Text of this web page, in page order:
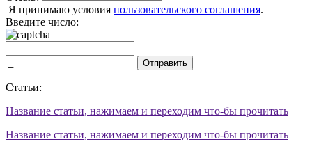
Я принимаю условия пользовательского соглашения.
Введите число:
Отправить
Статьи:
Название статьи, нажимаем и переходим что-бы прочитать
Название статьи, нажимаем и переходим что-бы прочитать